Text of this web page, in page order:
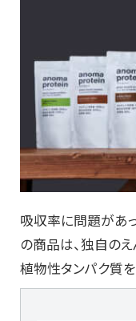
吸収率に問題があ
の商品は、独自の
植物性タンパク質を